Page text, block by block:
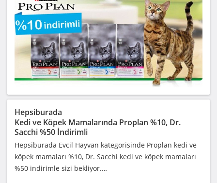
Hepsiburada
Kedi ve Köpek Mamalarında Proplan %10, Dr.
Sacchi %50 İndirimli
Hepsiburada Evcil Hayvan kategorisinde Proplan kedi ve
köpek mamaları %10, Dr. Sacchi kedi ve köpek mamaları
%50 indirimle sizi bekliyor.…